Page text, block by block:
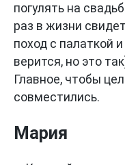
погулять на
раз в жизни
поход с палаткой
верится, но это
Главное, чтобы
совместились.
Мария